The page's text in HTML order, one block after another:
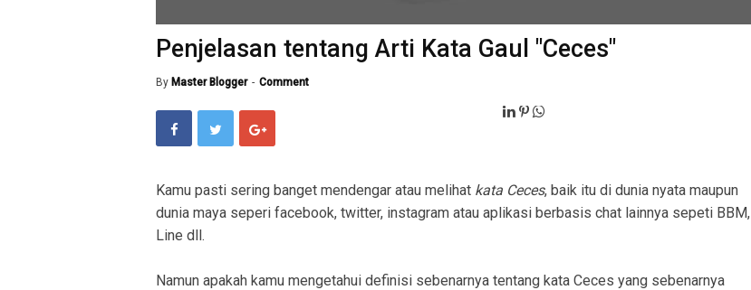
Penjelasan tentang Arti Kata Gaul "Ceces"
By Master Blogger Comment
Kamu pasti sering banget mendengar atau melihat kata Ceces, baik itu di dunia nyata maupun
dunia maya seperi facebook, twitter, instagram atau aplikasi berbasis chat lainnya sepeti BBM,
Line dll.
Namun apakah kamu mengetahui definisi sebenarnya tentang kata Ceces yang sebenarnya